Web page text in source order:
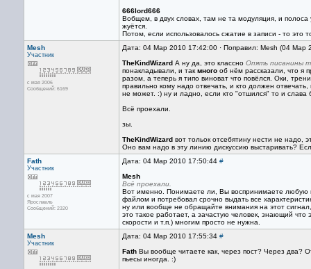
666lord666
Вобщем, в двух словах, там не та модуляция, и
жуётся.
Потом, если использовалось сжатие в записи - то это
Mesh
Участник
с мая 2006
Сообщений: 6169
Дата: 04 Мар 2010 17:42:00 · Поправил: Mesh (04 Мар
TheKindWizard А ну да, это классно Опять писанины
понакладывали, и так много об нём рассказали, что я
разом, а теперь я типо виноват что повёлся. Оки,
правильно кому надо отвечать, и кто должен
не может. :) ну и ладно, если кто "отшился" то и слава
Всё проехали.
зы.
TheKindWizard вот тольок отсебятину нести не надо,
Оно вам надо в эту линию дискуссию выстаривать?
Fath
Участник
с мая 2007
Ярославль
Сообщений: 2320
Дата: 04 Мар 2010 17:50:44 #
Mesh
Всё проехали.
Вот именно. Понимаете ли, Вы воспринимаете любую
файлом и потребовал срочно выдать все
ну или вообще не обращайте внимания на этот
это такое работает, а зачастую человек, знающий
скорости и т.п.) многим просто не нужна.
Mesh
Участник
Дата: 04 Мар 2010 17:55:34 #
Fath Вы вообще читаете как, через пост? Через два?
пьесы иногда. :)